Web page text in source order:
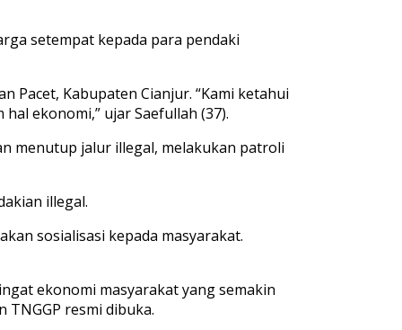
setempat kepada para pendaki
Pacet, Kabupaten Cianjur. “Kami ketahui
ekonomi,” ujar Saefullah (37).
menutup jalur illegal, melakukan patroli
illegal.
sosialisasi kepada masyarakat.
ekonomi masyarakat yang semakin
resmi dibuka.